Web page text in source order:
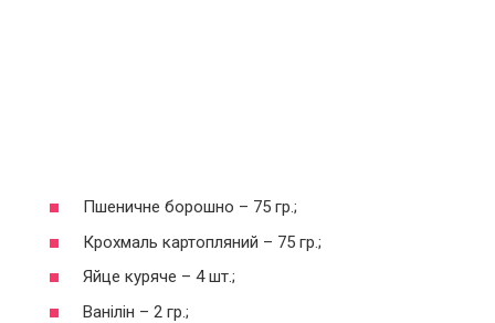
Пшеничне борошно – 75 гр.;
Крохмаль картопляний – 75 гр.;
Яйце куряче – 4 шт.;
Ванілін – 2 гр.;